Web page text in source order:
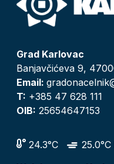
Grad Karlovac
Banjavčićeva 9,
Email:
T: +385 47 628 111
OIB: 25654647153
24.3°C